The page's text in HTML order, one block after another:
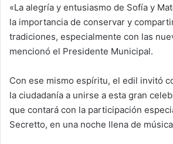
«La alegría y entusiasmo de Sofía y
la importancia de conservar y
tradiciones, especialmente con las
mencionó el Presidente Municipal.
Con ese mismo espíritu, el edil invitó
la ciudadanía a unirse a esta gran
que contará con la participación
Secretto, en una noche llena de